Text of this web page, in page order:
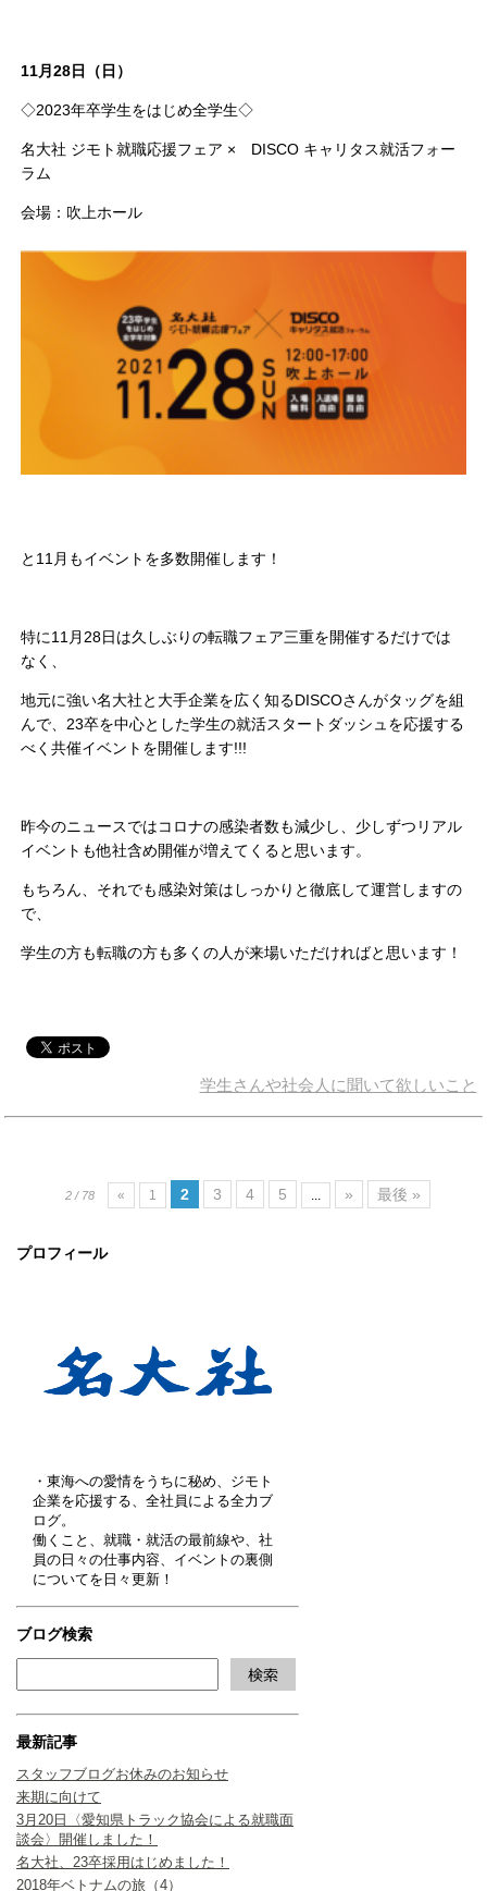
プロフィール
・東海への愛情をうちに秘め、ジモト
企業を応援する、全社員による全力ブ
ログ。
働くこと、就職・就活の最前線や、社
員の日々の仕事内容、イベントの裏側
についてを日々更新！
ブログ検索
最新記事
スタッフブログお休みのお知らせ
来期に向けて
3月20日〈愛知県トラック協会による就職面
談会〉開催しました！
名大社、23卒採用はじめました！
2018年ベトナムの旅（4）
11月28日（日）
◇2023年卒学生をはじめ全学生◇
名大社 ジモト就職応援フェア × DISCO キャリタス就活フォー
ラム
会場：吹上ホール
と11月もイベントを多数開催します！
特に11月28日は久しぶりの転職フェア三重を開催するだけでは
なく、
地元に強い名大社と大手企業を広く知るDISCOさんがタッグを組
んで、23卒を中心とした学生の就活スタートダッシュを応援する
べく共催イベントを開催します!!!
昨今のニュースではコロナの感染者数も減少し、少しずつリアル
イベントも他社含め開催が増えてくると思います。
もちろん、それでも感染対策はしっかりと徹底して運営しますの
で、
学生の方も転職の方も多くの人が来場いただければと思います！
学生さんや社会人に聞いて欲しいこと
2 / 78 « 1 2 3 4 5 ... » 最後 »